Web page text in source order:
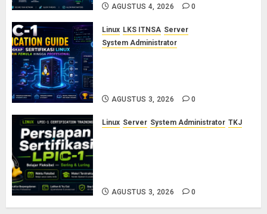
AGUSTUS 4, 2026 0
Linux LKS ITNSA Server
System Administrator
AGUSTUS 3, 2026 0
Linux Server System Administrator TKJ
AGUSTUS 3, 2026 0